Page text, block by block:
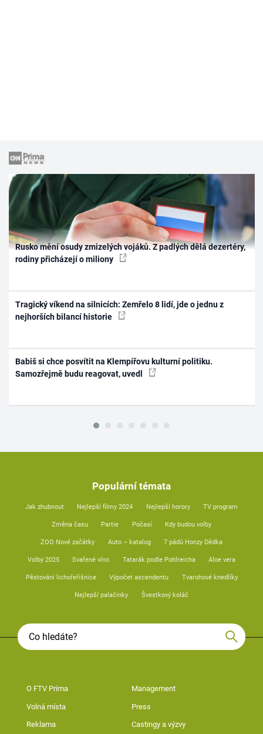
Rusko mění osudy zmizelých vojáků. Z padlých dělá dezertéry,
rodiny přicházejí o miliony
Tragický víkend na silnicích: Zemřelo 8 lidí, jde o jednu z
nejhorších bilancí historie
Babiš si chce posvítit na Klempířovu kulturní politiku.
Samozřejmě budu reagovat, uvedl
Populární témata
Jak zhubnout Nejlepší filmy 2024 Nejlepší horory TV program
Změna času Partie Počasí Kdy budou volby
ZOO Nové začátky Auto – katalog 7 pádů Honzy Dědka
Volby 2025 Svařené víno Tatarák podle Pohlreicha Aloe vera
Pěstování lichořeřišnice Výpočet ascendentu Tvarohové knedlíky
Nejlepší palačinky Švestkový koláč
O FTV Prima Management
Volná místa Press
Reklama Castingy a výzvy